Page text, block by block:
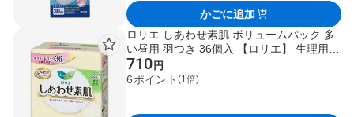
かごに追加
ロリエ しあわせ素肌 ボリュームパック 多
い昼用 羽つき 36個入 【ロリエ】 生理用ナ
プキン
710 円
6ポイント (1倍)